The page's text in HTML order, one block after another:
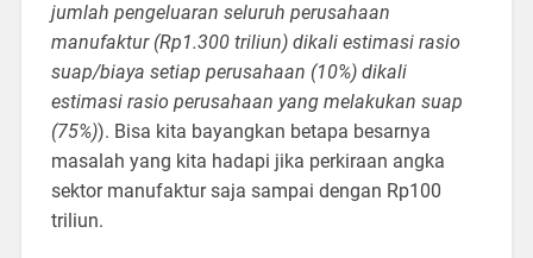
jumlah pengeluaran seluruh perusahaan
manufaktur (Rp1.300 triliun) dikali estimasi rasio
suap/biaya setiap perusahaan (10%) dikali
estimasi rasio perusahaan yang melakukan suap
(75%)). Bisa kita bayangkan betapa besarnya
masalah yang kita hadapi jika perkiraan angka
sektor manufaktur saja sampai dengan Rp100
triliun.